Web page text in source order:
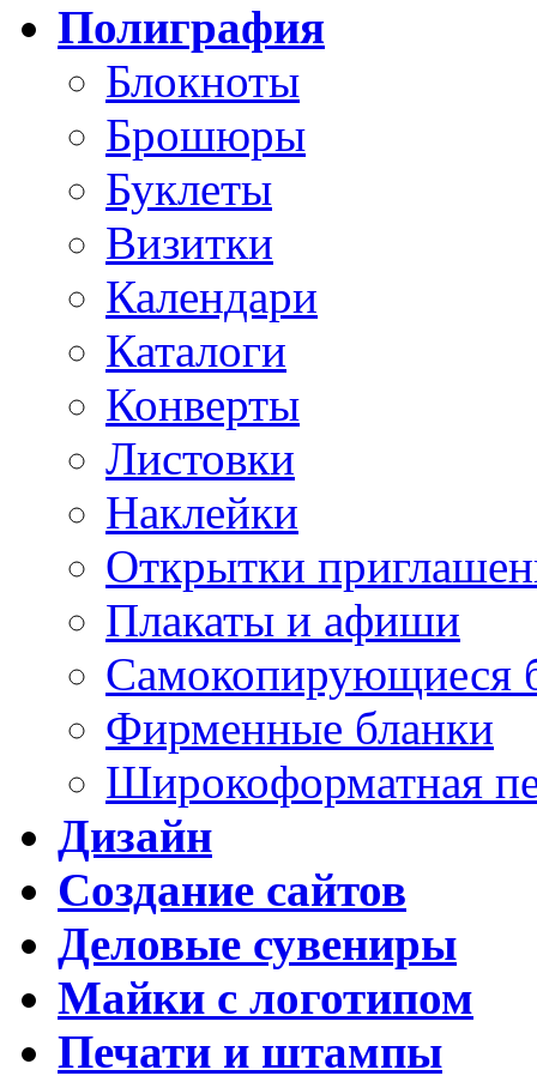
Полиграфия
Блокноты
Брошюры
Буклеты
Визитки
Календари
Каталоги
Конверты
Листовки
Наклейки
Открытки
Плакаты и афиши
Самокопирующиеся
Фирменные бланки
Широкоформатная
Дизайн
Создание сайтов
Деловые сувениры
Майки с логотипом
Печати и штампы